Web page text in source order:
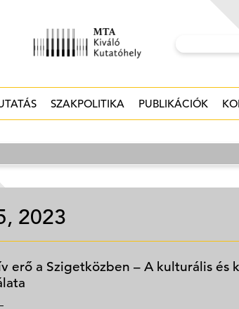
SZAKPOLITIKA PUBLIKÁCIÓK
2023
erő a Szigetközben – A kulturális és